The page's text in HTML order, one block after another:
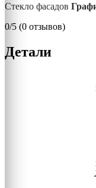
Стекло фасадов
0/5 (0 отзывов)
Детали